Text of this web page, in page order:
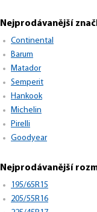
Nejprodávanější
Continental
Barum
Matador
Semperit
Hankook
Michelin
Pirelli
Goodyear
Nejprodávanější
195/65R15
205/55R16